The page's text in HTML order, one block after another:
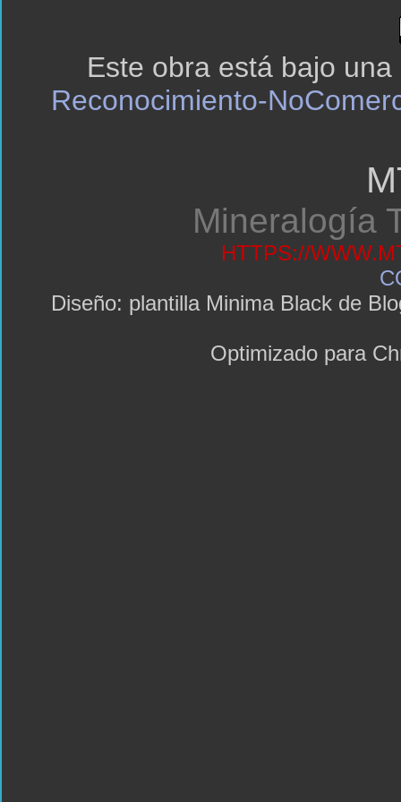
Este obra está bajo una
Reconocimiento-
Mineralogía
HTTPS://
Diseño: plantilla Minima Black de
Optimizado para